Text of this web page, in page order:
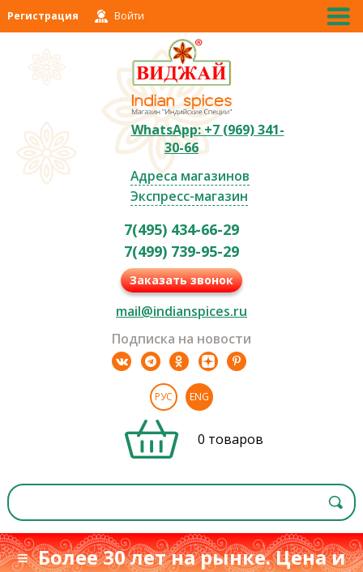
Регистрация Войти
WhatsApp: +7 (969) 341-
30-66
Адреса магазинов
Экспресс-магазин
7(495) 434-66-29
7(499) 739-95-29
Заказать звонок
mail@indianspices.ru
Подписка на новости
РУС ENG
0 товаров
≡ Более 30 лет на рынке. Цена и